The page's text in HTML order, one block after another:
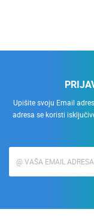
Upišite svoju Email
adresa se koristi